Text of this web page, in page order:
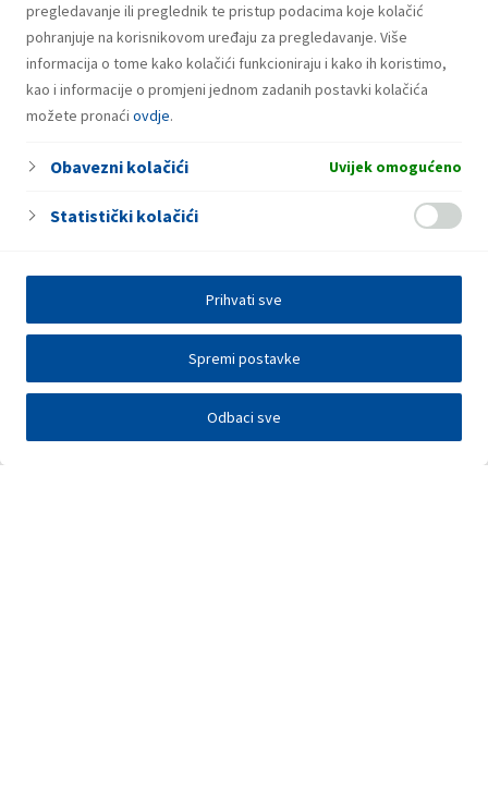
pregledavanje ili preglednik te pristup podacima koje kolačić
pohranjuje na korisnikovom uređaju za pregledavanje. Više
informacija o tome kako kolačići funkcioniraju i kako ih koristimo,
kao i informacije o promjeni jednom zadanih postavki kolačića
možete pronaći ovdje.
Obavezni kolačići Uvijek omogućeno
Statistički kolačići
Odbaci sve
Spremi postavke
Prihvati sve